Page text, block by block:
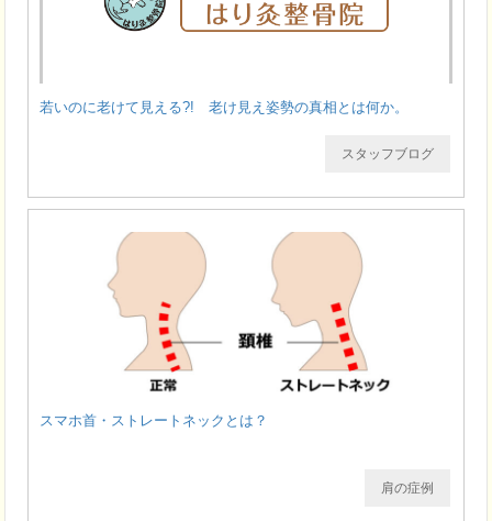
若いのに老けて見える?! 老け見え姿勢の真相とは何か。
スタッフブログ
スマホ首・ストレートネックとは？
肩の症例